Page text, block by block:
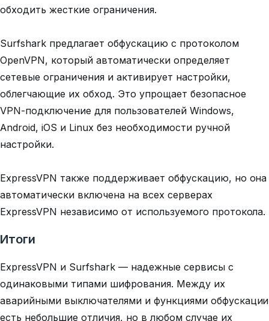
обходить жесткие ограничения.
Surfshark предлагает обфускацию с протоколом
OpenVPN, который автоматически определяет
сетевые ограничения и активирует настройки,
облегчающие их обход. Это упрощает безопасное
VPN-подключение для пользователей Windows,
Android, iOS и Linux без необходимости ручной
настройки.
ExpressVPN также поддерживает обфускацию, но она
автоматически включена на всех серверах
ExpressVPN независимо от используемого протокола.
Итоги
ExpressVPN и Surfshark — надежные сервисы с
одинаковыми типами шифрования. Между их
аварийными выключателями и функциями обфускации
есть небольшие отличия, но в любом случае их